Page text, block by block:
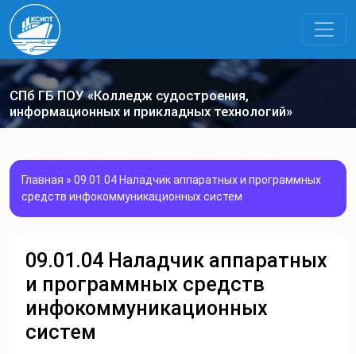
СПб ГБ ПОУ «Колледж судостроения,
информационных и прикладных технологий»
Главная » 09.01.04 Наладчик аппаратных и программных
средств инфокоммуникационных систем
09.01.04 Наладчик аппаратных
и программных средств
инфокоммуникационных
систем